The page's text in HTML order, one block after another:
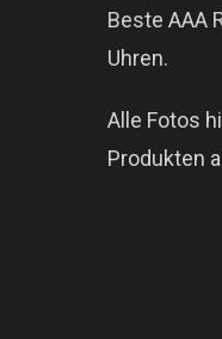
Beste AAA
Uhren.
Alle Fotos
Produkten